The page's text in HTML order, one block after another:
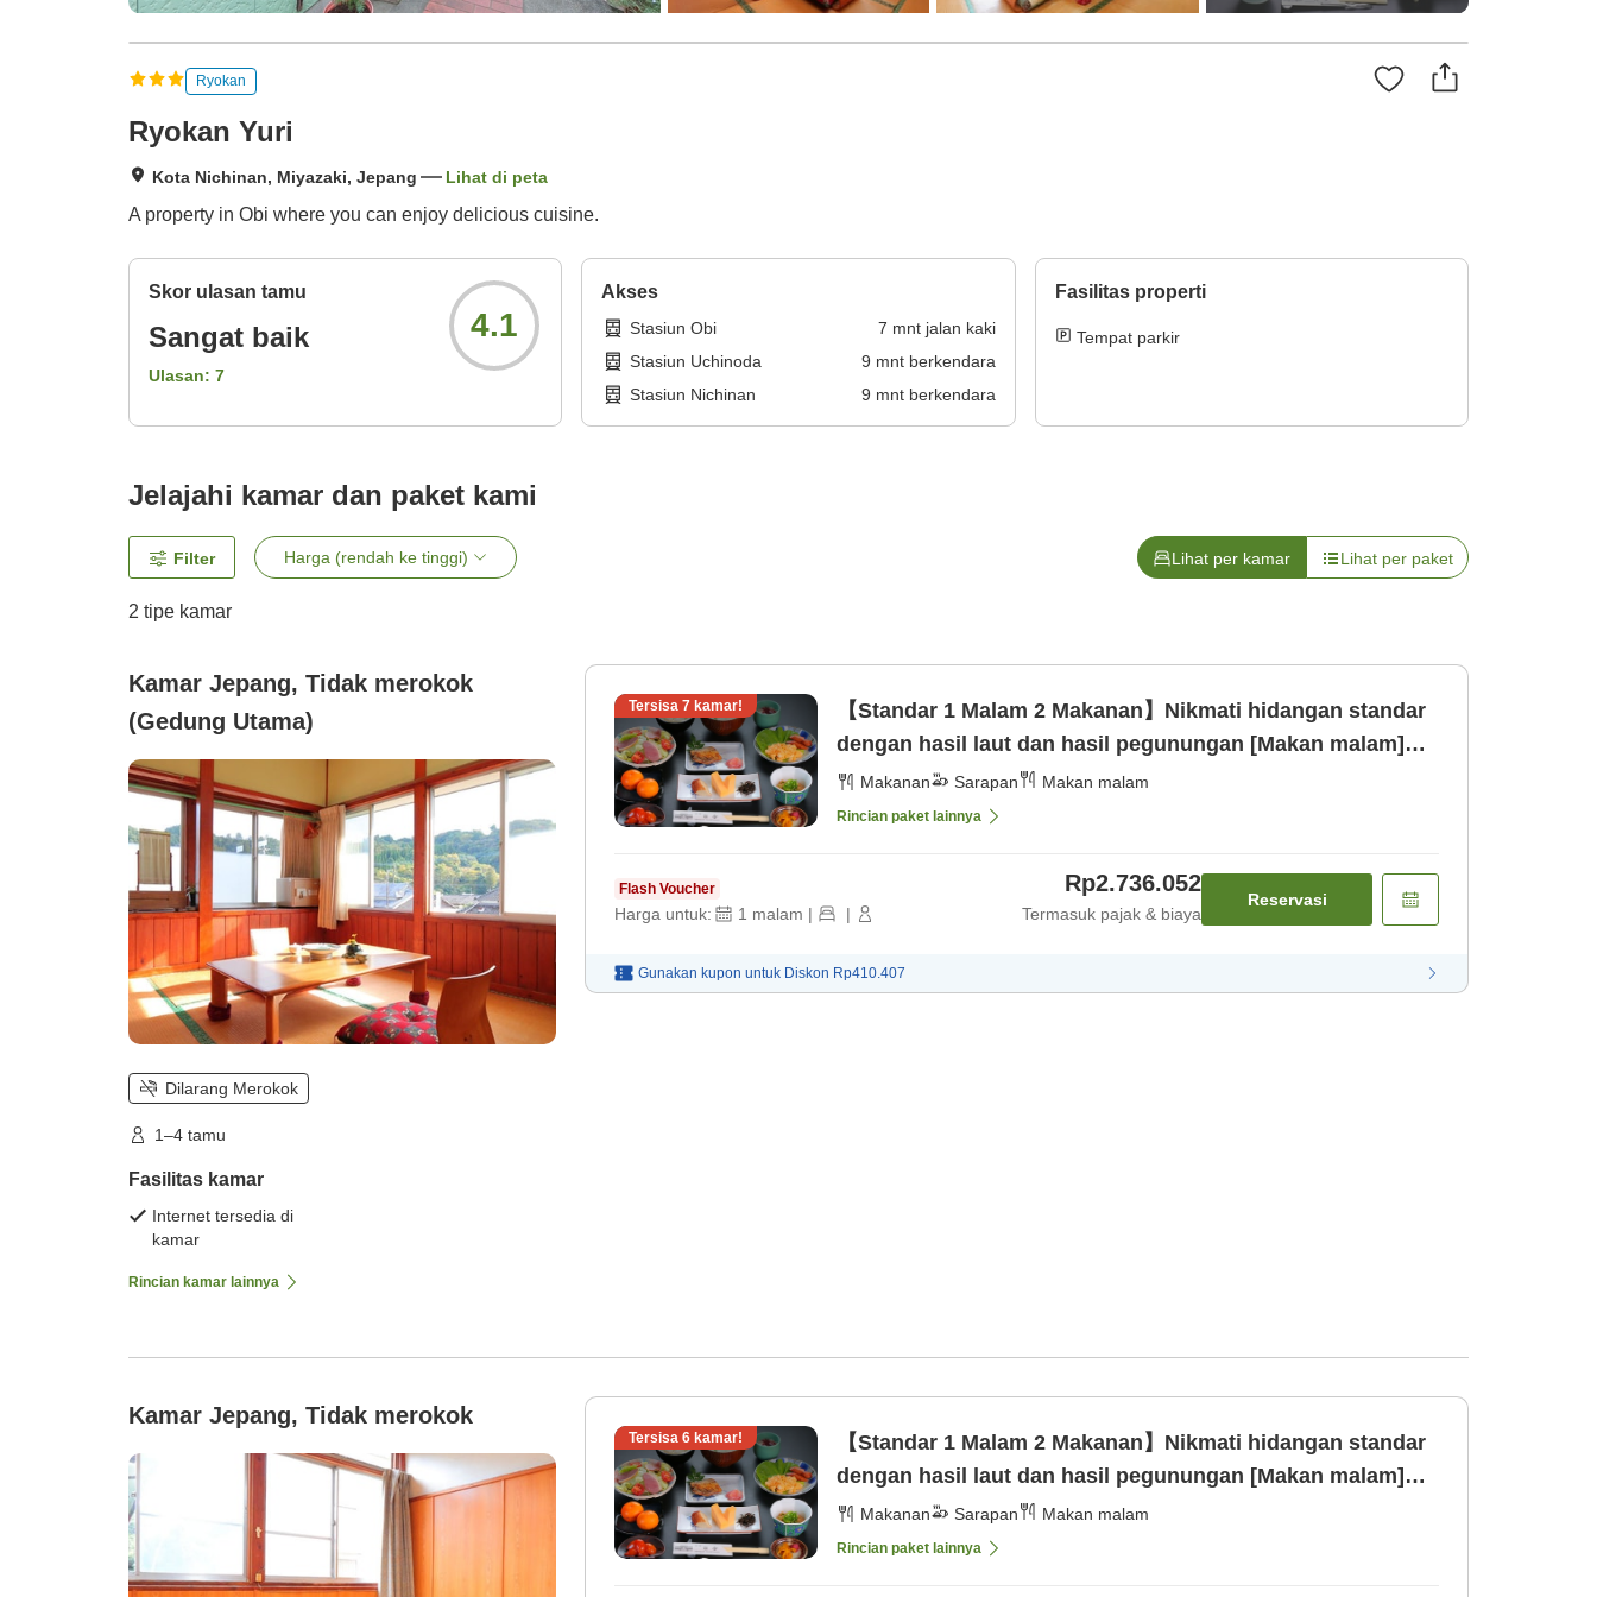
Ryokan
Ryokan Yuri
Kota Nichinan, Miyazaki, Jepang Lihat di peta
A property in Obi where you can enjoy delicious cuisine.
Skor ulasan tamu
Sangat baik
Ulasan: 7
4.1
Akses
Stasiun Obi 7 mnt jalan kaki
Stasiun Uchinoda
9 mnt berkendara
Stasiun Nichinan
9 mnt berkendara
Fasilitas properti
Tempat parkir
Jelajahi kamar dan paket kami
Filter Harga (rendah ke tinggi) Lihat per kamar Lihat per paket
2 tipe kamar
Kamar Jepang, Tidak merokok
(Gedung Utama)
Dilarang Merokok
1–4 tamu
Fasilitas kamar
Internet tersedia di
kamar
Rincian kamar lainnya
Tersisa 7 kamar!
【Standar 1 Malam 2 Makanan】Nikmati hidangan standar
dengan hasil laut dan hasil pegunungan [Makan malam]
[Sarapan]
Makanan Sarapan Makan malam
Rincian paket lainnya
Flash Voucher
Harga untuk: 1 malam | |
Rp2.736.052
Termasuk pajak & biaya
Reservasi
Gunakan kupon untuk Diskon Rp410.407
Kamar Jepang, Tidak merokok
Tersisa 6 kamar!
【Standar 1 Malam 2 Makanan】Nikmati hidangan standar
dengan hasil laut dan hasil pegunungan [Makan malam]
[Sarapan]
Makanan Sarapan Makan malam
Rincian paket lainnya